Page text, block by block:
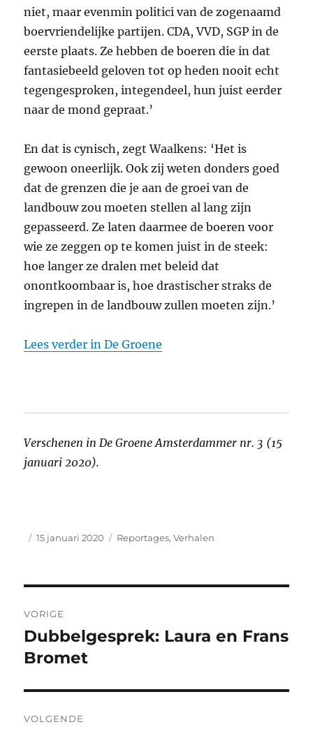
niet, maar evenmin politici van de zogenaamd
boervriendelijke partijen.CDA,VVD, SGP in de
eerste plaats. Ze hebben de boeren die in dat
fantasiebeeld geloven tot op heden nooit echt
tegengesproken, integendeel, hun juist eerder
naar de mond gepraat.’
En dat is cynisch, zegt Waalkens: ‘Het is
gewoon oneerlijk. Ook zij weten donders goed
dat de grenzen die je aan de groei van de
landbouw zou moeten stellen al lang zijn
gepasseerd. Ze laten daarmee de boeren voor
wie ze zeggen op te komen juist in de steek:
hoe langer ze dralen met beleid dat
onontkoombaar is, hoe drastischer straks de
ingrepen in de landbouw zullen moeten zijn.’
Lees verder in De Groene
Verschenen in De Groene Amsterdammer nr. 3 (15
januari 2020).
Auteur
Geplaatst
15 januari 2020 Categorieën
Reportages,Verhalen
navigatie
VORIGE
Vorig
bericht:
Dubbelgesprek: Laura en Frans
Bromet
VOLGENDE